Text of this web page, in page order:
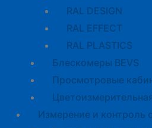
RAL DESIGN
RAL EFFECT
RAL PLASTICS
Блескомеры BEVS
Просмотровые
Измерение и контроль